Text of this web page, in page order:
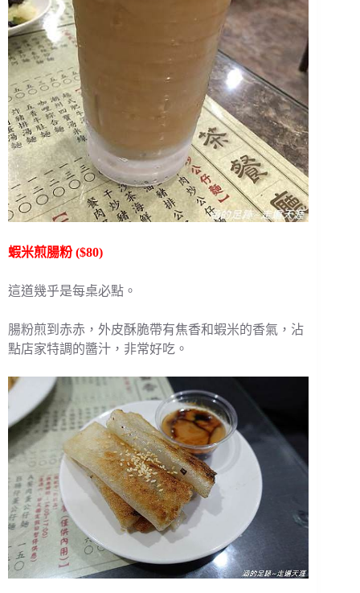
蝦米煎腸粉 ($80)
這道幾乎是每桌必點。
腸粉煎到赤赤，外皮酥脆帶有焦香和蝦米的香氣，沾
點店家特調的醬汁，非常好吃。